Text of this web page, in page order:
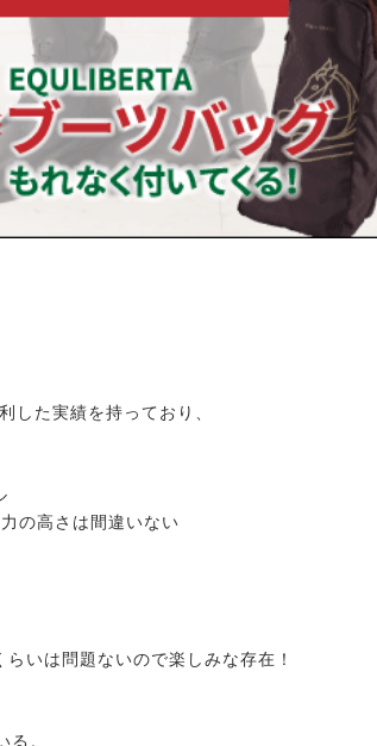
した実績を持っており、
の高さは間違いない
いは問題ないので楽しみな存在！
。